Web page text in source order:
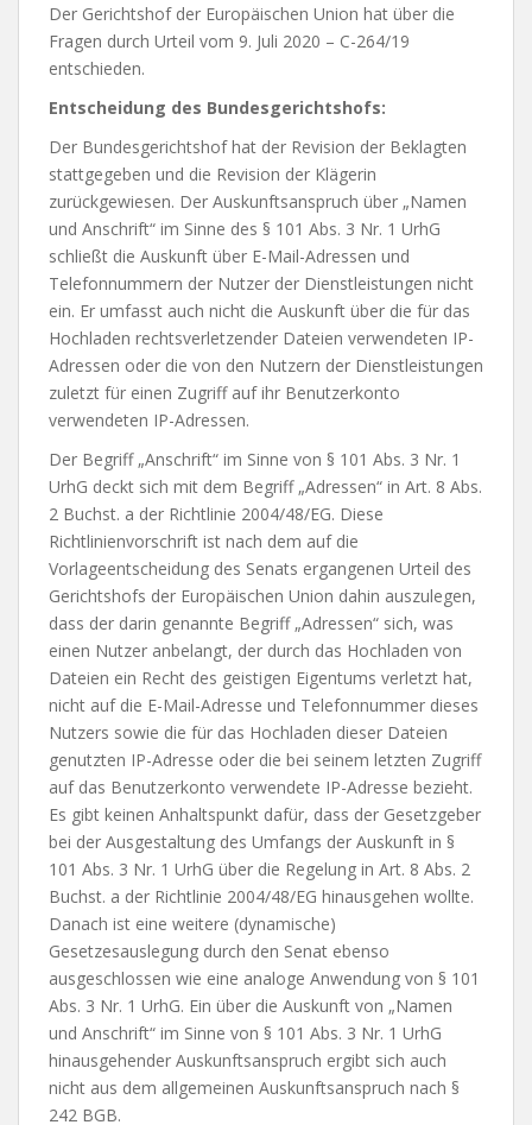
Der Gerichtshof der Europäischen Union hat über die
Fragen durch Urteil vom 9. Juli 2020 – C-264/19
entschieden.
Entscheidung des Bundesgerichtshofs:
Der Bundesgerichtshof hat der Revision der Beklagten
stattgegeben und die Revision der Klägerin
zurückgewiesen. Der Auskunftsanspruch über „Namen
und Anschrift“ im Sinne des § 101 Abs. 3 Nr. 1 UrhG
schließt die Auskunft über E-Mail-Adressen und
Telefonnummern der Nutzer der Dienstleistungen nicht
ein. Er umfasst auch nicht die Auskunft über die für das
Hochladen rechtsverletzender Dateien verwendeten IP-
Adressen oder die von den Nutzern der Dienstleistungen
zuletzt für einen Zugriff auf ihr Benutzerkonto
verwendeten IP-Adressen.
Der Begriff „Anschrift“ im Sinne von § 101 Abs. 3 Nr. 1
UrhG deckt sich mit dem Begriff „Adressen“ in Art. 8 Abs.
2 Buchst. a der Richtlinie 2004/48/EG. Diese
Richtlinienvorschrift ist nach dem auf die
Vorlageentscheidung des Senats ergangenen Urteil des
Gerichtshofs der Europäischen Union dahin auszulegen,
dass der darin genannte Begriff „Adressen“ sich, was
einen Nutzer anbelangt, der durch das Hochladen von
Dateien ein Recht des geistigen Eigentums verletzt hat,
nicht auf die E-Mail-Adresse und Telefonnummer dieses
Nutzers sowie die für das Hochladen dieser Dateien
genutzten IP-Adresse oder die bei seinem letzten Zugriff
auf das Benutzerkonto verwendete IP-Adresse bezieht.
Es gibt keinen Anhaltspunkt dafür, dass der Gesetzgeber
bei der Ausgestaltung des Umfangs der Auskunft in §
101 Abs. 3 Nr. 1 UrhG über die Regelung in Art. 8 Abs. 2
Buchst. a der Richtlinie 2004/48/EG hinausgehen wollte.
Danach ist eine weitere (dynamische)
Gesetzesauslegung durch den Senat ebenso
ausgeschlossen wie eine analoge Anwendung von § 101
Abs. 3 Nr. 1 UrhG. Ein über die Auskunft von „Namen
und Anschrift“ im Sinne von § 101 Abs. 3 Nr. 1 UrhG
hinausgehender Auskunftsanspruch ergibt sich auch
nicht aus dem allgemeinen Auskunftsanspruch nach §
242 BGB.